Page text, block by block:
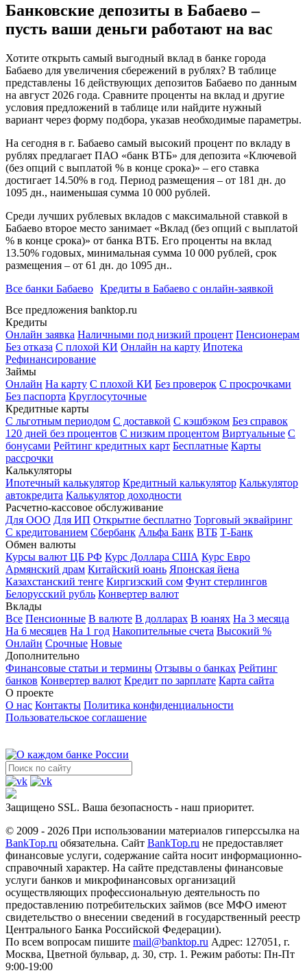
Банковские депозиты в Бабаево –
пусть ваши деньги работают на вас
Хотите открыть самый выгодный вклад в банке города
Бабаево для увеличения сбережений в рублях? В таблице
представлены 16 действующих депозитов Бабаево по данным
на август 2026 года. Сравните проценты на вклад и другие
условия предложений в таблице или найдите нужный
вариант через форму подбора, указав необходимые параметры.
На сегодня в г. Бабаево самый высокий процент по вкладу в
рублях предлагает ПАО «банк ВТБ» для депозита «Ключевой
(без опций с выплатой % в конце срока)» – его ставка
достигает 14.50% в год. Период размещения – от 181 дн. до
1095 дн., наименьшая сумма 10 000 рублей.
Среди лучших рублевых вкладов с максимальной ставкой в
Бабаево второе место занимает «Вклад (без опций с выплатой
% в конце срока)» от банка ВТБ. Его проценты на вклад
13.50% годовых, минимальная сумма 10 000 рублей, срок
размещения – от 61 дн. до 1095 дн..
Все банки Бабаево Кредиты в Бабаево с онлайн-заявкой
Все предложения banktop.ru
Кредиты
Онлайн заявка Наличными под низкий процент Пенсионерам
Без отказа С плохой КИ Онлайн на карту Ипотека
Рефинансирование
Займы
Онлайн На карту С плохой КИ Без проверок С просрочками
Без паспорта Круглосуточные
Кредитные карты
С льготным периодом С доставкой С кэшбэком Без справок
120 дней без процентов С низким процентом Виртуальные С
бонусами Рейтинг кредитных карт Бесплатные Карты
рассрочки
Калькуляторы
Ипотечный калькулятор Кредитный калькулятор Калькулятор
автокредита Калькулятор доходности
Расчетно-кассовое обслуживание
Для ООО Для ИП Открытие бесплатно Торговый эквайринг
С кредитованием Сбербанк Альфа Банк ВТБ Т-Банк
Обмен валюты
Курсы валют ЦБ РФ Курс Доллара США Курс Евро
Армянский драм Китайский юань Японская йена
Казахстанский тенге Киргизский сом Фунт стерлингов
Белорусский рубль Конвертер валют
Вклады
Все Пенсионные В валюте В долларах В юанях На 3 месяца
На 6 месяцев На 1 год Накопительные счета Высокий %
Онлайн Срочные Новые
Дополнительно
Финансовые статьи и термины Отзывы о банках Рейтинг
банков Конвертер валют Кредит по зарплате Карта сайта
О проекте
О нас Контакты Политика конфиденциальности
Пользовательское соглашение
Защищено SSL. Ваша безопасность - наш приоритет.
© 2009 - 2026 При использовании материалов гиперссылка на
BankTop.ru обязательна. Сайт BankTop.ru не предоставляет
финансовые услуги, содержание сайта носит информационно-
справочный характер. На сайте представлены финансовые
услуги банков и микрофинансовых организаций
осуществляющих профессиональную деятельность по
предоставлению потребительских займов (все МФО имеют
свидетельство о внесении сведений в государственный реестр
Центрального Банка Российской Федерации).
По всем вопросам пишите mail@banktop.ru Адрес: 127051, г.
Москва, Цветной бульвар, д. 30, стр. 1. Режим работы: Пн-Пт
9:00-19:00